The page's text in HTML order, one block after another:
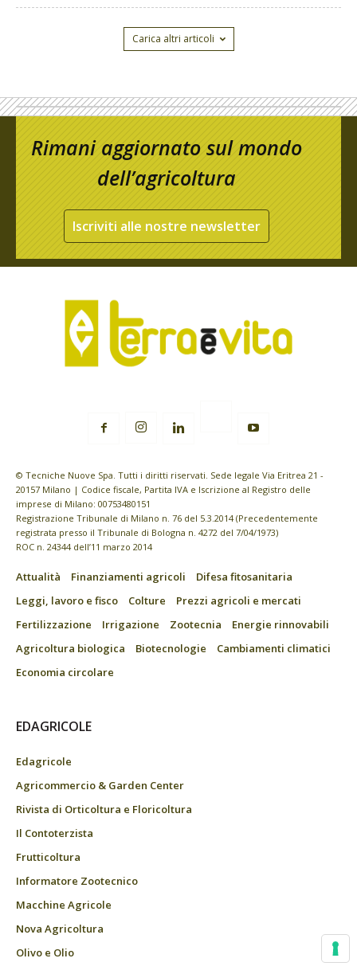
Carica altri articoli
Rimani aggiornato sul mondo
dell’agricoltura
Iscriviti alle nostre newsletter
© Tecniche Nuove Spa. Tutti i diritti riservati. Sede legale Via Eritrea 21 -
20157 Milano | Codice fiscale, Partita IVA e Iscrizione al Registro delle
imprese di Milano: 00753480151
Registrazione Tribunale di Milano n. 76 del 5.3.2014 (Precedentemente
registrata presso il Tribunale di Bologna n. 4272 del 7/04/1973)
ROC n. 24344 dell’11 marzo 2014
Attualità Finanziamenti agricoli
Difesa fitosanitaria
Leggi, lavoro e fisco
Colture
Prezzi agricoli e mercati
Fertilizzazione
Irrigazione Zootecnia
Energie rinnovabili
Agricoltura biologica
Biotecnologie
Cambiamenti climatici
Economia circolare
EDAGRICOLE
Edagricole
Agricommercio & Garden Center
Rivista di Orticoltura e Floricoltura
Il Contoterzista
Frutticoltura
Informatore Zootecnico
Macchine Agricole
Nova Agricoltura
Olivo e Olio